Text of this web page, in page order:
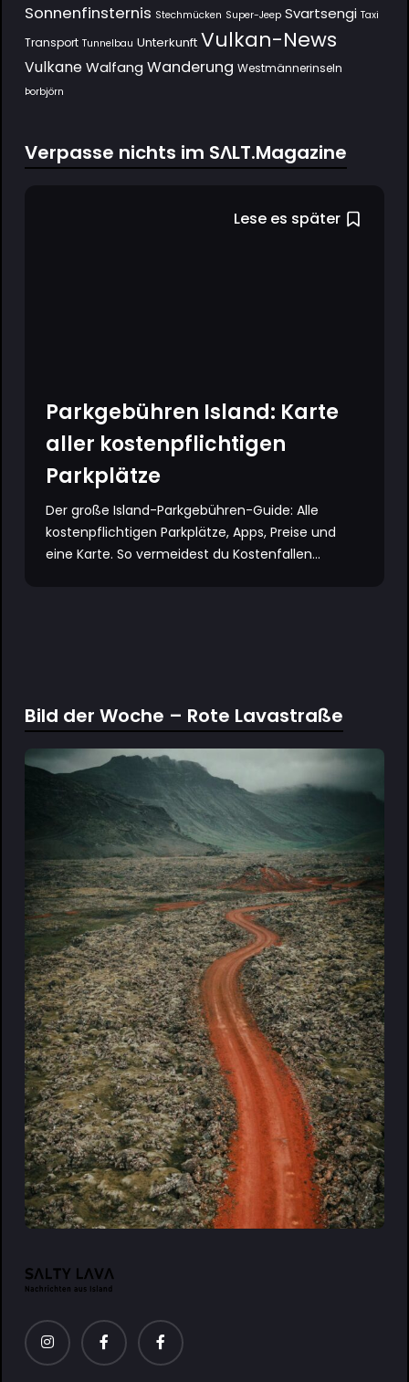
Sonnenfinsternis Stechmücken Super-Jeep Svartsengi Taxi
Transport Tunnelbau Unterkunft Vulkan-News
Vulkane Walfang Wanderung Westmännerinseln
Þorbjörn
Verpasse nichts im SΛLT.Magazine
Lese es später
Parkgebühren Island: Karte
aller kostenpflichtigen
Parkplätze
Der große Island-Parkgebühren-Guide: Alle
kostenpflichtigen Parkplätze, Apps, Preise und
eine Karte. So vermeidest du Kostenfallen...
Bild der Woche – Rote Lavastraße